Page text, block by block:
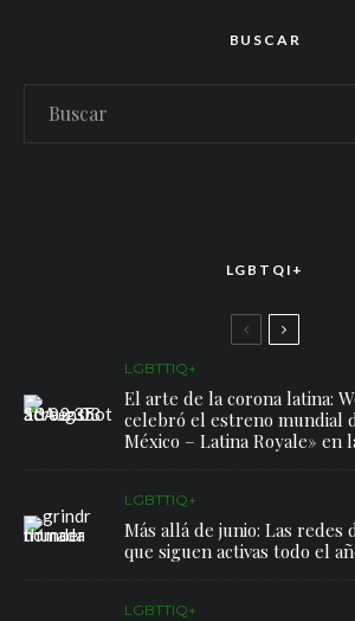
BUSCAR
LGBTQI+
LGBTTIQ+
El arte de la corona latina:
celebró el estreno mundial
México – Latina Royale» en
LGBTTIQ+
Más allá de junio: Las redes
que siguen activas todo el
LGBTTIQ+